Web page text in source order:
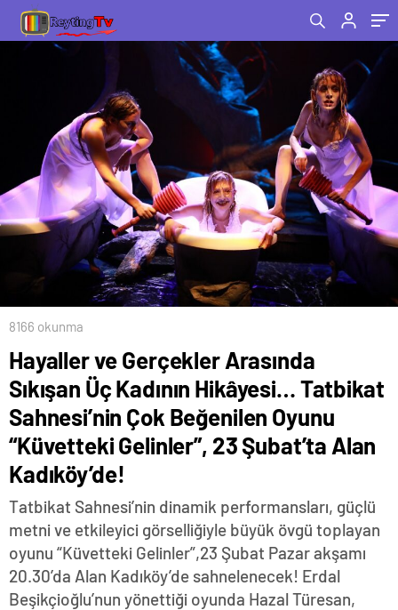
Beğenilen Oyunu “Küvetteki Gelinler”, 23
Şubat’ta Alan Kadıköy’de!
8166 okunma
Hayaller ve Gerçekler Arasında
Sıkışan Üç Kadının Hikâyesi… Tatbikat
Sahnesi’nin Çok Beğenilen Oyunu
“Küvetteki Gelinler”, 23 Şubat’ta Alan
Kadıköy’de!
Tatbikat Sahnesi’nin dinamik performansları, güçlü
metni ve etkileyici görselliğiyle büyük övgü toplayan
oyunu “Küvetteki Gelinler”,23 Şubat Pazar akşamı
20.30’da Alan Kadıköy’de sahnelenecek! Erdal
Beşikçioğlu’nun yönettiği oyunda Hazal Türesan,